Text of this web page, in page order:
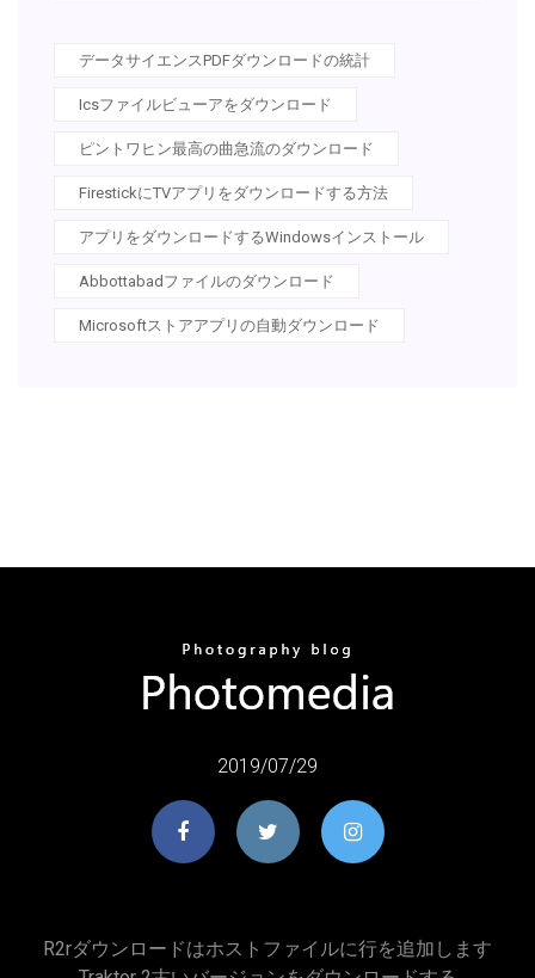
データサイエンスPDFダウンロードの統計
Icsファイルビューアをダウンロード
ピントワヒン最高の曲急流のダウンロード
FirestickにTVアプリをダウンロードする方法
アプリをダウンロードするWindowsインストール
Abbottabadファイルのダウンロード
Microsoftストアアプリの自動ダウンロード
2019/07/29
R2rダウンロードはホストファイルに行を追加します